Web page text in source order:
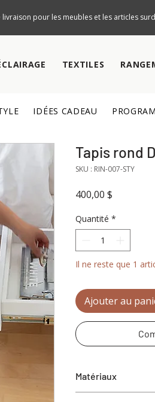
pour les meubles et les articles
TEXTILES
IDÉES CADEAU
Tapis rond
SKU : RIN-007-STY
400,00 $
Quantité *
Il ne reste que 1
Ajouter au
Matériaux